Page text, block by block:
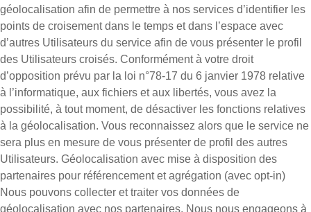
géolocalisation afin de permettre à nos services d’identifier les
points de croisement dans le temps et dans l’espace avec
d’autres Utilisateurs du service afin de vous présenter le profil
des Utilisateurs croisés. Conformément à votre droit
d’opposition prévu par la loi n°78-17 du 6 janvier 1978 relative
à l’informatique, aux fichiers et aux libertés, vous avez la
possibilité, à tout moment, de désactiver les fonctions relatives
à la géolocalisation. Vous reconnaissez alors que le service ne
sera plus en mesure de vous présenter de profil des autres
Utilisateurs. Géolocalisation avec mise à disposition des
partenaires pour référencement et agrégation (avec opt-in)
Nous pouvons collecter et traiter vos données de
géolocalisation avec nos partenaires. Nous nous engageons à